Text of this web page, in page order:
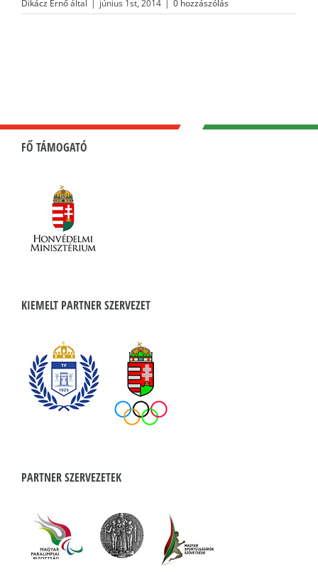
Dikácz Ernőáltal | június 1st, 2014 | 0 hozzászólás
FŐ TÁMOGATÓ
KIEMELT PARTNER SZERVEZET
PARTNER SZERVEZETEK